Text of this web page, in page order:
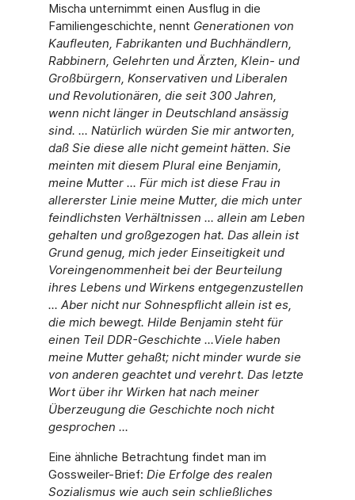
Mischa unternimmt einen Ausflug in die
Familiengeschichte, nennt Generationen von
Kaufleuten, Fabrikanten und Buchhändlern,
Rabbinern, Gelehrten und Ärzten, Klein- und
Großbürgern, Konservativen und Liberalen
und Revolutionären, die seit 300 Jahren,
wenn nicht länger in Deutschland ansässig
sind. ... Natürlich würden Sie mir antworten,
daß Sie diese alle nicht gemeint hätten. Sie
meinten mit diesem Plural eine Benjamin,
meine Mutter ... Für mich ist diese Frau in
allererster Linie meine Mutter, die mich unter
feindlichsten Verhältnissen ... allein am Leben
gehalten und großgezogen hat. Das allein ist
Grund genug, mich jeder Einseitigkeit und
Voreingenommenheit bei der Beurteilung
ihres Lebens und Wirkens entgegenzustellen
... Aber nicht nur Sohnespflicht allein ist es,
die mich bewegt. Hilde Benjamin steht für
einen Teil DDR-Geschichte ...Viele haben
meine Mutter gehaßt; nicht minder wurde sie
von anderen geachtet und verehrt. Das letzte
Wort über ihr Wirken hat nach meiner
Überzeugung die Geschichte noch nicht
gesprochen ...
Eine ähnliche Betrachtung findet man im
Gossweiler-Brief: Die Erfolge des realen
Sozialismus wie auch sein schließliches